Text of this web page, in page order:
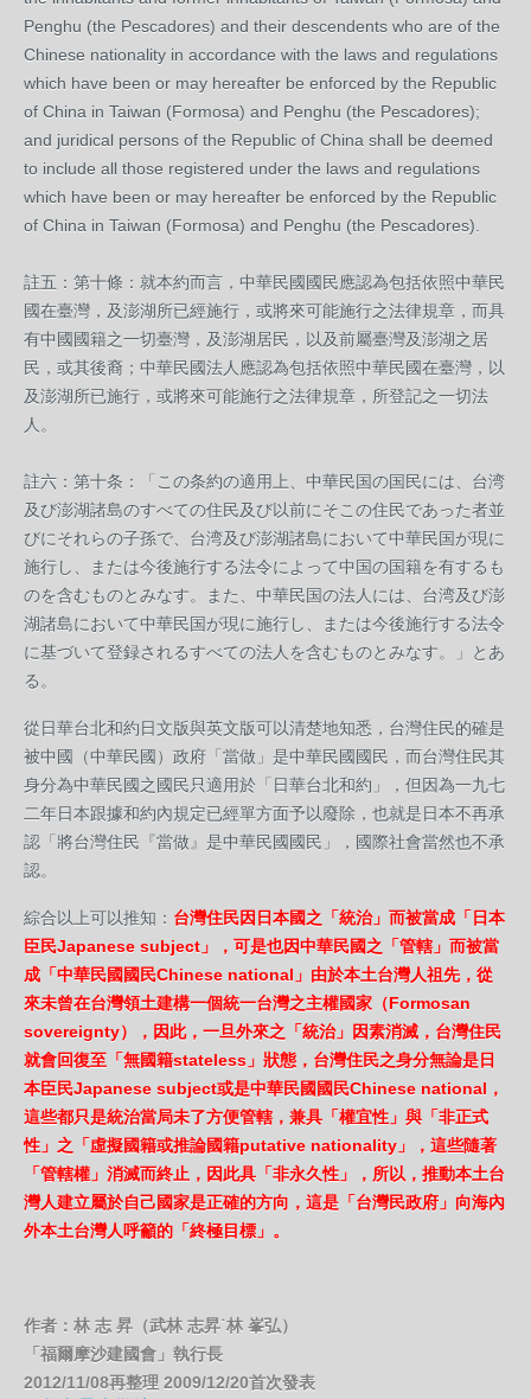
Penghu (the Pescadores) and their descendents who are of the
Chinese nationality in accordance with the laws and regulations
which have been or may hereafter be enforced by the Republic
of China in Taiwan (Formosa) and Penghu (the Pescadores);
and juridical persons of the Republic of China shall be deemed
to include all those registered under the laws and regulations
which have been or may hereafter be enforced by the Republic
of China in Taiwan (Formosa) and Penghu (the Pescadores).
註五：第十條：就本約而言，中華民國國民應認為包括依照中華民
國在臺灣，及澎湖所已經施行，或將來可能施行之法律規章，而具
有中國國籍之一切臺灣，及澎湖居民，以及前屬臺灣及澎湖之居
民，或其後裔；中華民國法人應認為包括依照中華民國在臺灣，以
及澎湖所已施行，或將來可能施行之法律規章，所登記之一切法
人。
註六：第十条：「この条約の適用上、中華民国の国民には、台湾
及び澎湖諸島のすべての住民及び以前にそこの住民であった者並
びにそれらの子孫で、台湾及び澎湖諸島において中華民国が現に
施行し、または今後施行する法令によって中国の国籍を有するも
のを含むものとみなす。また、中華民国の法人には、台湾及び澎
湖諸島において中華民国が現に施行し、または今後施行する法令
に基づいて登録されるすべての法人を含むものとみなす。」とあ
る。
從日華台北和約日文版與英文版可以清楚地知悉，台灣住民的確是
被中國（中華民國）政府「當做」是中華民國國民，而台灣住民其
身分為中華民國之國民只適用於「日華台北和約」，但因為一九七
二年日本跟據和約內規定已經單方面予以廢除，也就是日本不再承
認「將台灣住民『當做』是中華民國國民」，國際社會當然也不承
認。
綜合以上可以推知： 台灣住民因日本國之「統治」而被當成「日本
臣民Japanese subject」，可是也因中華民國之「管轄」而被當
成「中華民國國民Chinese national」由於本土台灣人祖先，從
來未曾在台灣領土建構一個統一台灣之主權國家（Formosan
sovereignty），因此，一旦外來之「統治」因素消滅，台灣住民
就會回復至「無國籍stateless」狀態，台灣住民之身分無論是日
本臣民Japanese subject或是中華民國國民Chinese national，
這些都只是統治當局未了方便管轄，兼具「權宜性」與「非正式
性」之「虛擬國籍或推論國籍putative nationality」，這些隨著
「管轄權」消滅而終止，因此具「非永久性」，所以，推動本土台
灣人建立屬於自己國家是正確的方向，這是「台灣民政府」向海內
外本土台灣人呼籲的「終極目標」。
作者：林 志 昇（武林 志昇˙林 峯弘）
「福爾摩沙建國會」執行長
2012/11/08再整理 2009/12/20首次發表